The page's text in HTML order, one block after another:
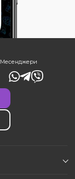
Месенджери